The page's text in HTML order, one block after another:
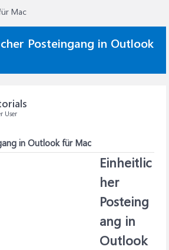
Mac
Posteingang in Outlook
User
in Outlook für Mac
Einheitlic
her
Posteing
ang in
Outlook